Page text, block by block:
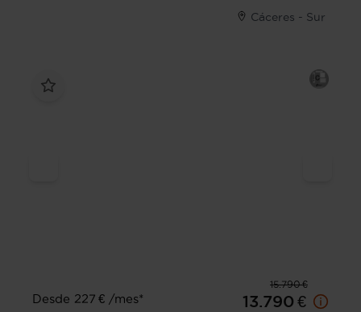
Cáceres - Sur
15.790 €
Desde 227 € /mes*
13.790 €